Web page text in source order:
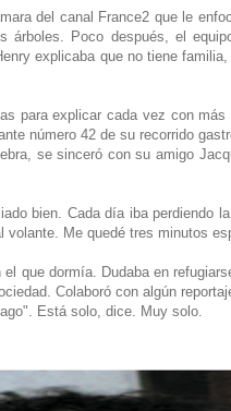
del canal France2 que le
árboles. Poco después, el
explicaba que no tiene
para explicar cada vez con
número 42 de su recorrido
se sinceró con su amigo
bien. Cada día iba perdiendo
Me quedé tres minutos
que dormía. Dudaba en
Colaboró con algún
Está solo, dice. Muy solo.